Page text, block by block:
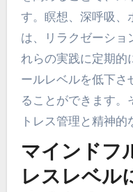
す。瞑想、深呼吸、
は、リラクゼーショ
れらの実践に定期的
ールレベルを低下さ
ることができます。
トレス管理と精神的
マインドフ
レスレベル